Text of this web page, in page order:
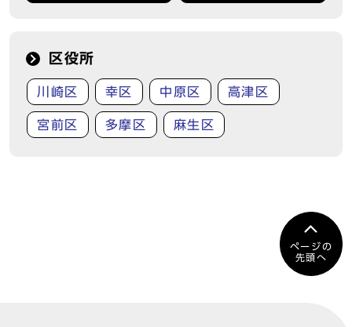
区役所
川崎区 幸区 中原区 高津区
宮前区 多摩区 麻生区
ページの
先頭へ